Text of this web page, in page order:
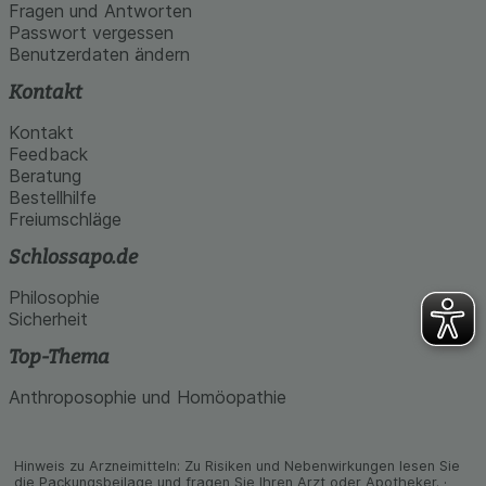
Werbung auf Drittseiten möglichst relevant für Sie
zu gestalten. Bitte beachten Sie, dass Daten
hierfür teilweise an Dritte wie z.B. Google oder
soziale Medien übertragen werden.
Fragen und Antworten
Passwort vergessen
Benutzerdaten ändern
Kontakt
Kontakt
Feedback
Beratung
Bestellhilfe
Freiumschläge
Schlossapo.de
Philosophie
Sicherheit
Top-Thema
Anthroposophie und Homöopathie
Hinweis zu Arzneimitteln: Zu Risiken und Neben­wirkungen lesen Sie
die Packungs­beilage und fragen Sie Ihren Arzt oder Apo­theker. ·